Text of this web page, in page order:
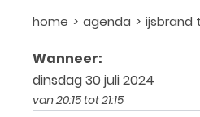
home agenda ijsbrand
Wanneer:
dinsdag 30 juli 2024
van 20:15 tot 21:15